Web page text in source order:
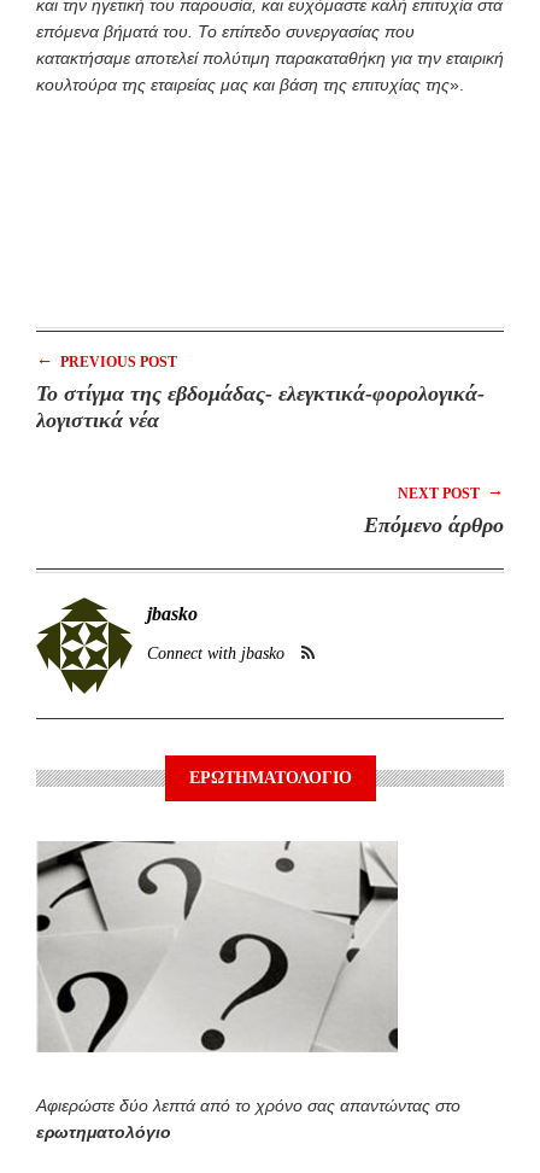
και την ηγετική του παρουσία, και ευχόμαστε καλή επιτυχία στα
επόμενα βήματά του. Το επίπεδο συνεργασίας που
κατακτήσαμε αποτελεί πολύτιμη παρακαταθήκη για την εταιρική
κουλτούρα της εταιρείας μας και βάση της επιτυχίας της».
← PREVIOUS POST
Το στίγμα της εβδομάδας- ελεγκτικά-φορολογικά-
λογιστικά νέα
NEXT POST →
Επόμενο άρθρο
jbasko
Connect with jbasko
ΕΡΩΤΗΜΑΤΟΛΟΓΙΟ
Αφιερώστε δύο λεπτά από το χρόνο σας απαντώντας στο
ερωτηματολόγιο